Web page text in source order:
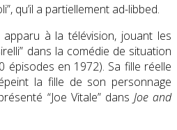
qu’il a partiellement ad-libbed.
à la télévision, jouant les
dans la comédie de situation
épisodes en 1972). Sa fille réelle
la fille de son personnage
“Joe Vitale” dans Joe and